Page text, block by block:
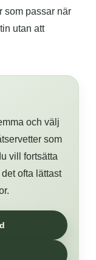
som passar när
utan att
och välj
som
vill fortsätta
ofta lättast